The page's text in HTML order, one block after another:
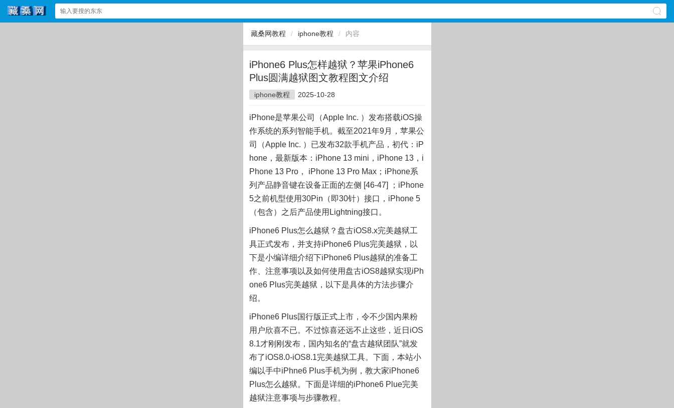
藏桑网教程 / iphone教程 / 内容
iPhone6 Plus怎样越狱？苹果iPhone6
Plus圆满越狱图文教程图文介绍
iphone教程 2025-10-28
iPhone是苹果公司（Apple Inc. ）发布搭载iOS操
作系统的系列智能手机。截至2021年9月，苹果公
司（Apple Inc. ）已发布32款手机产品，初代：iP
hone，最新版本：iPhone 13 mini，iPhone 13，i
Phone 13 Pro， iPhone 13 Pro Max；iPhone系
列产品静音键在设备正面的左侧 [46-47] ；iPhone
5之前机型使用30Pin（即30针）接口，iPhone 5
（包含）之后产品使用Lightning接口。
iPhone6 Plus怎么越狱？盘古iOS8.x完美越狱工
具正式发布，并支持iPhone6 Plus完美越狱，以
下是小编详细介绍下iPhone6 Plus越狱的准备工
作、注意事项以及如何使用盘古iOS8越狱实现iPh
one6 Plus完美越狱，以下是具体的方法步骤介
绍。
iPhone6 Plus国行版正式上市，令不少国内果粉
用户欣喜不已。不过惊喜还远不止这些，近日iOS
8.1才刚刚发布，国内知名的“盘古越狱团队”就发
布了iOS8.0-iOS8.1完美越狱工具。下面，本站小
编以手中iPhne6 Plus手机为例，教大家iPhone6
Plus怎么越狱。下面是详细的iPhone6 Plue完美
越狱注意事项与步骤教程。